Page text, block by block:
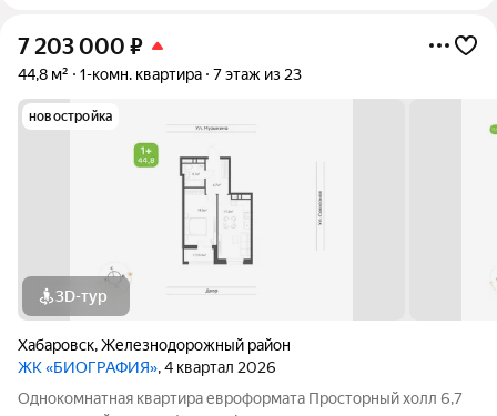
7 203 000 ₽
44,8 м² 1-комн. квартира 7 этаж из 23
новостройка
3D-тур
Хабаровск,Железнодорожный район
ЖК «БИОГРАФИЯ», 4 квартал 2026
Однокомнатная квартира евроформата Просторный холл 6,7